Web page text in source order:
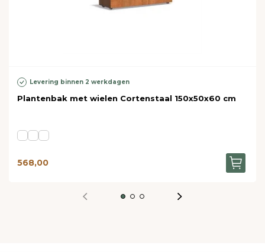
Levering binnen 2 werkdagen
Plantenbak met wielen Cortenstaal 150x50x60 cm
568,00